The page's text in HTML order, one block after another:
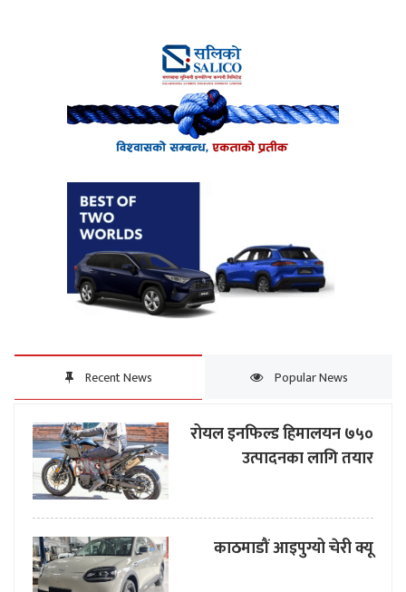
Recent News Popular News
रोयल इनफिल्ड हिमालयन ७५०
उत्पादनका लागि तयार
काठमाडौं आइपुग्यो चेरी क्यू